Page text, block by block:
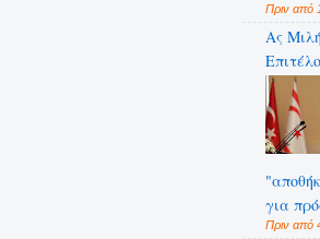
Πριν από
Ας
για
Πριν από